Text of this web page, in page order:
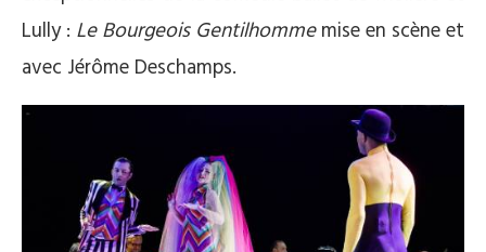
Lully : Le Bourgeois Gentilhommemise en scène et
avec Jérôme Deschamps.